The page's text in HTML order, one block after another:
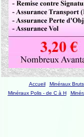
Accueil Minéraux
Minéraux Polis - de C à H